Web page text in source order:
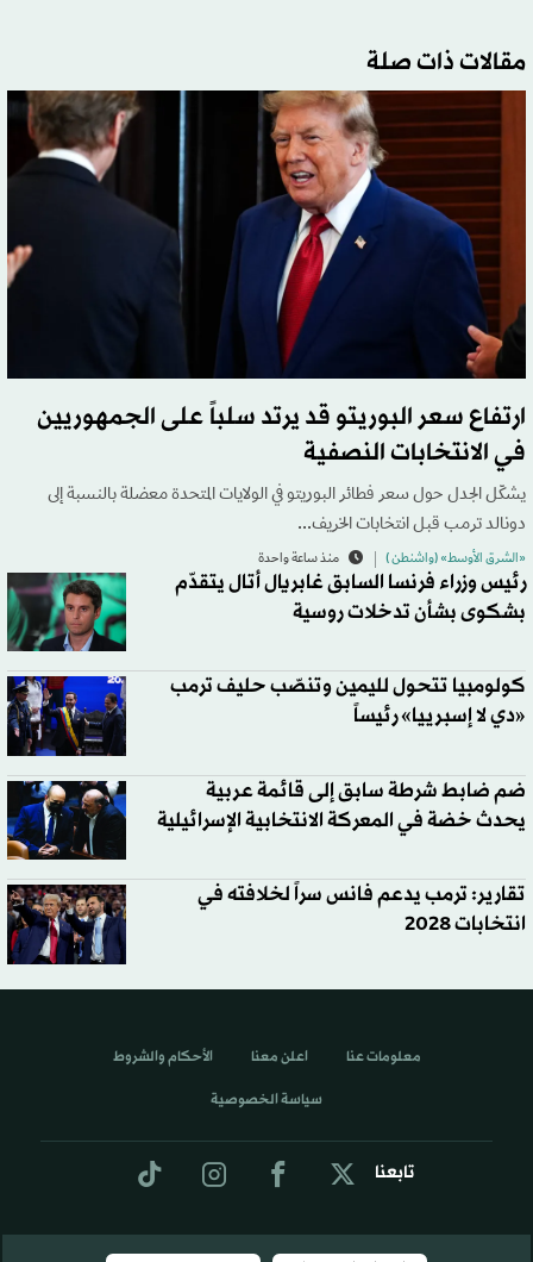
مقالات ذات صلة
ارتفاع سعر البوريتو قد يرتد سلباً على الجمهوريين
في الانتخابات النصفية
يشكّل الجدل حول سعر فطائر البوريتو في الولايات المتحدة معضلة بالنسبة إلى
دونالد ترمب قبل انتخابات الخريف...
«الشرق الأوسط» (واشنطن ) منذ ساعة واحدة
رئيس وزراء فرنسا السابق غابريال أتال يتقدّم
بشكوى بشأن تدخلات روسية
كولومبيا تتحول لليمين وتنصّب حليف ترمب
«دي لا إسبرييا» رئيساً
ضم ضابط شرطة سابق إلى قائمة عربية
يحدث خضة في المعركة الانتخابية الإسرائيلية
تقارير: ترمب يدعم فانس سراً لخلافته في
انتخابات 2028
تابعنا
معلومات عنا اعلن معنا الأحكام والشروط
سياسة الخصوصية